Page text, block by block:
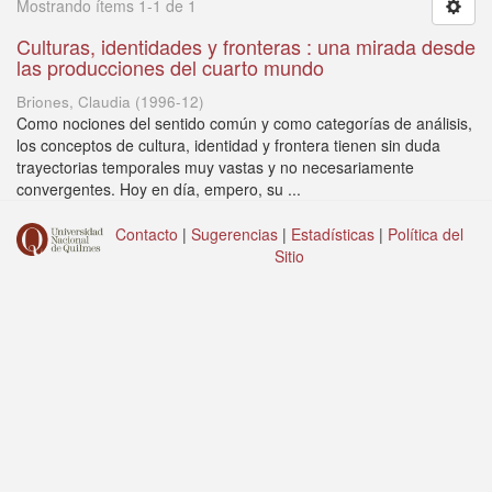
Mostrando ítems 1-1 de 1
Culturas, identidades y fronteras : una mirada desde
las producciones del cuarto mundo
Briones, Claudia (1996-12)
Como nociones del sentido común y como categorías de análisis,
los conceptos de cultura, identidad y frontera tienen sin duda
trayectorias temporales muy vastas y no necesariamente
convergentes. Hoy en día, empero, su ...
Contacto | Sugerencias | Estadísticas | Política del
Sitio